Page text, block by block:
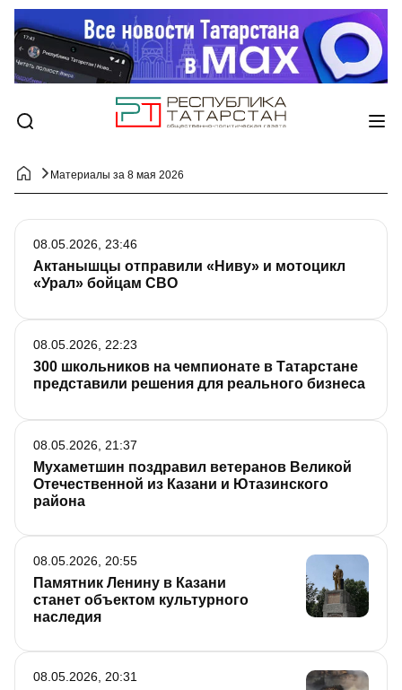
Материалы за 8 мая 2026
Актанышцы отправили «Ниву» и мотоцикл
«Урал» бойцам СВО
08.05.2026, 23:46
300 школьников на чемпионате в Татарстане
представили решения для реального бизнеса
08.05.2026, 22:23
Мухаметшин поздравил ветеранов Великой
Отечественной из Казани и Ютазинского
района
08.05.2026, 21:37
Памятник Ленину в Казани
станет объектом культурного
наследия
08.05.2026, 20:55
08.05.2026, 20:31